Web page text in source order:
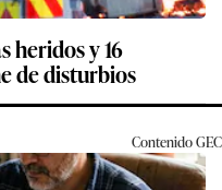
heridos y 16
de disturbios
ContenidoGEC